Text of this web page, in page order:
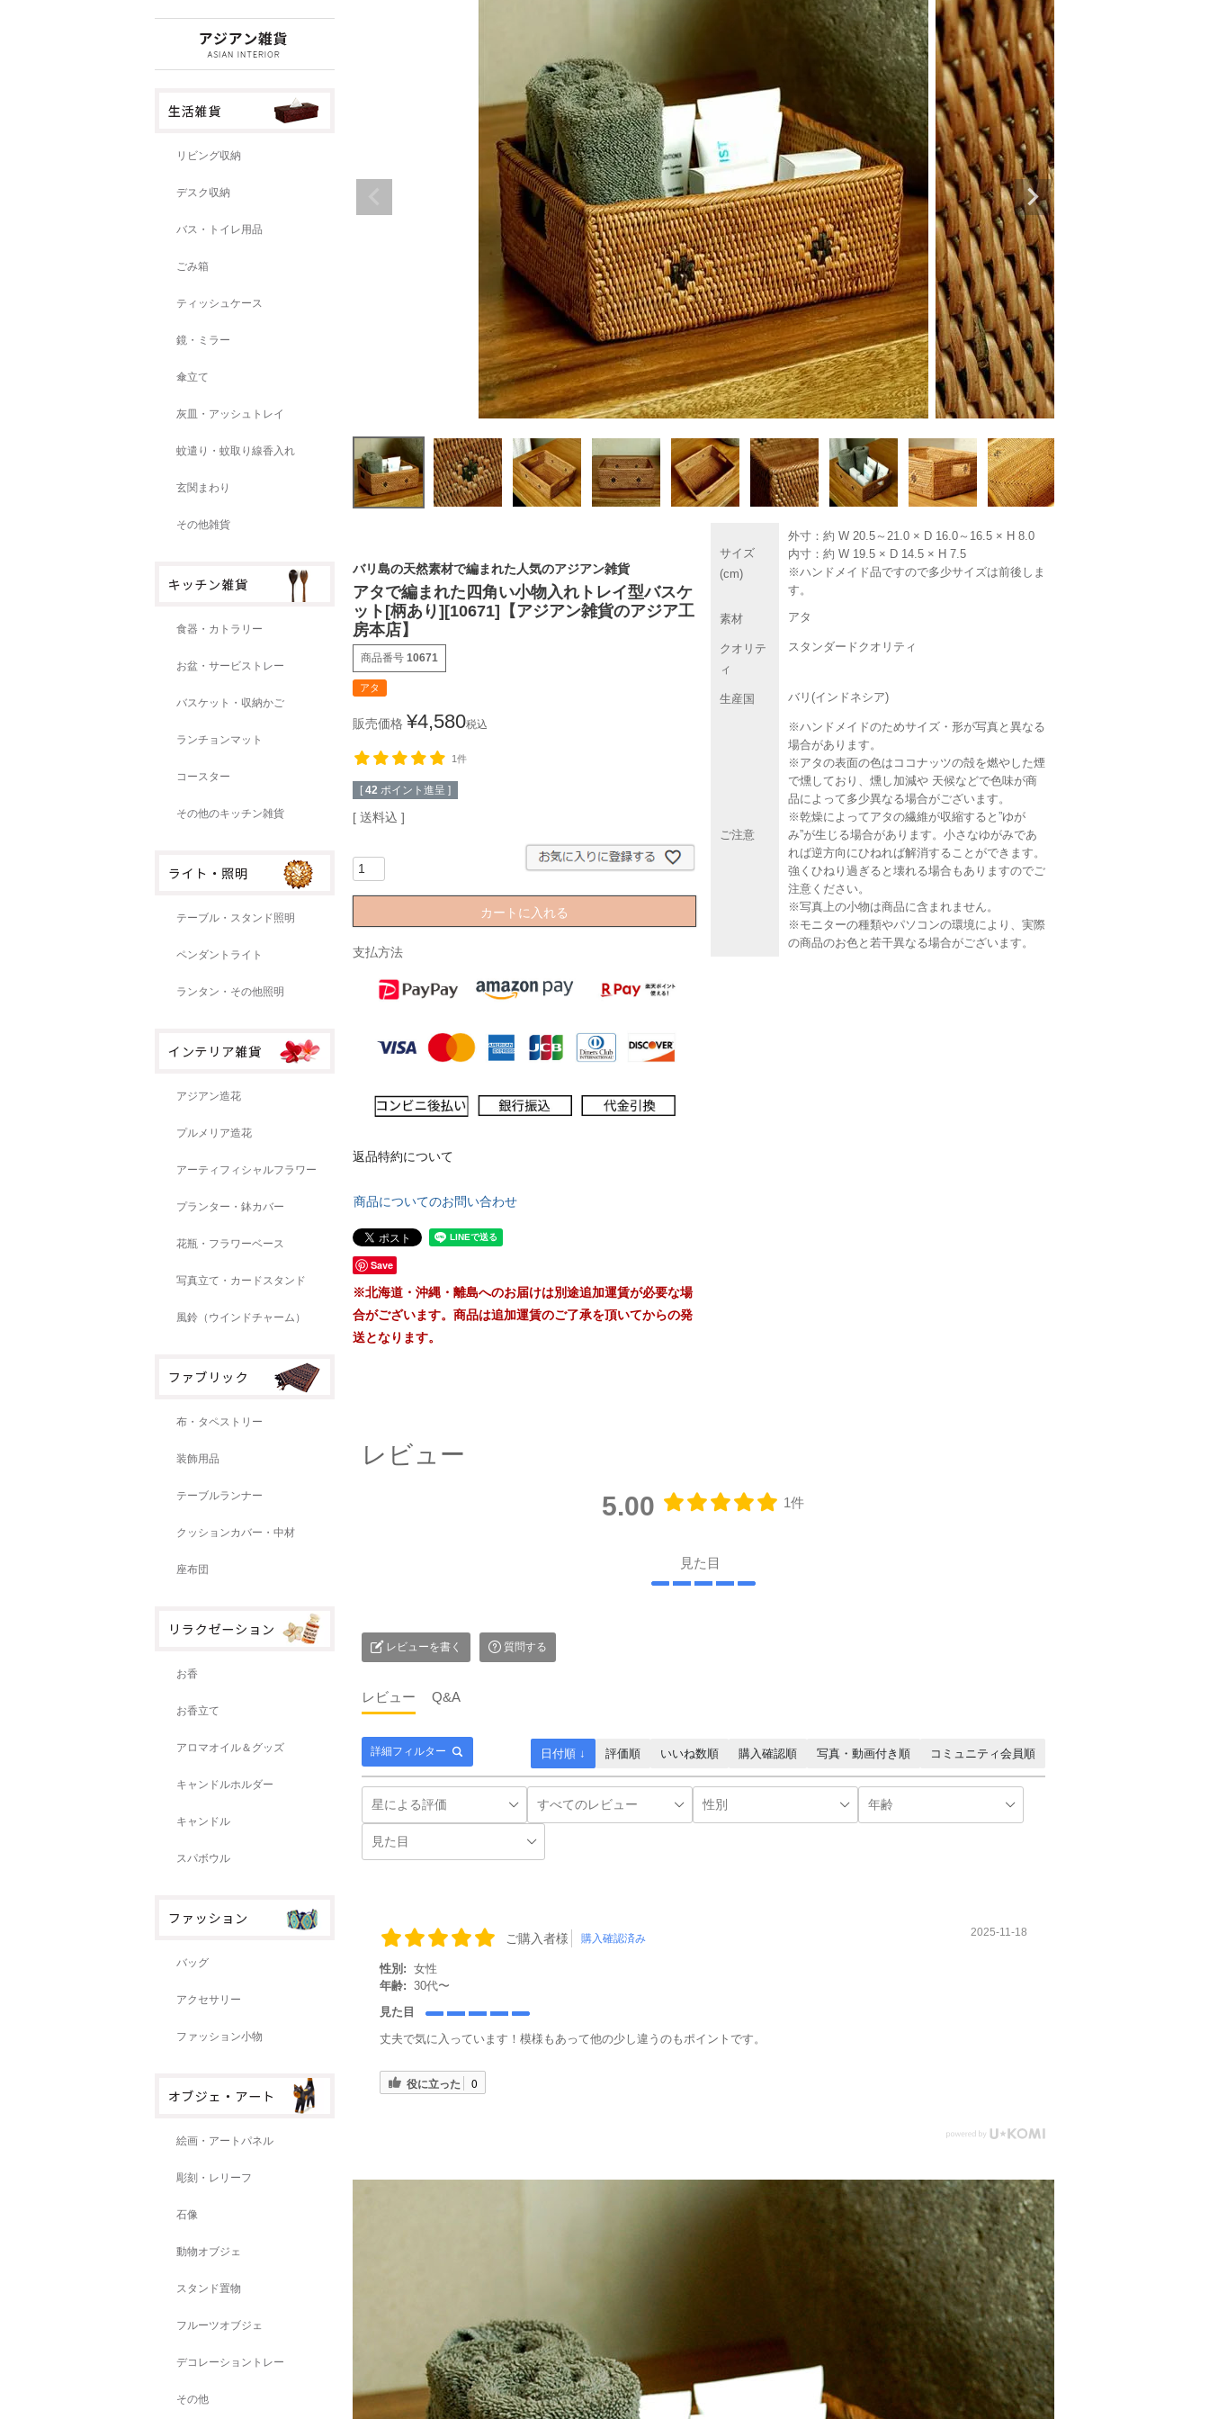
リビング収納
デスク収納
バス・トイレ用品
ごみ箱
ティッシュケース
鏡・ミラー
傘立て
灰皿・アッシュトレイ
蚊遣り・蚊取り線香入れ
玄関まわり
その他雑貨
食器・カトラリー
お盆・サービストレー
バスケット・収納かご
ランチョンマット
コースター
その他のキッチン雑貨
テーブル・スタンド照明
ペンダントライト
ランタン・その他照明
アジアン造花
プルメリア造花
アーティフィシャルフラワー
プランター・鉢カバー
花瓶・フラワーベース
写真立て・カードスタンド
風鈴（ウインドチャーム）
布・タペストリー
装飾用品
テーブルランナー
クッションカバー・中材
座布団
お香
お香立て
アロマオイル＆グッズ
キャンドルホルダー
キャンドル
スパボウル
バッグ
アクセサリー
ファッション小物
絵画・アートパネル
彫刻・レリーフ
石像
動物オブジェ
スタンド置物
フルーツオブジェ
デコレーショントレー
その他
バリ島の天然素材で編まれた人気のアジアン雑貨
アタで編まれた四角い小物入れトレイ型バスケ
ット[柄あり][10671]【アジアン雑貨のアジア工
房本店】
商品番号 10671
アタ
販売価格 ¥4,580税込
1件
[ 42 ポイント進呈 ]
送料込
カートに入れる
支払方法
返品特約について
商品についてのお問い合わせ
Save
※北海道・沖縄・離島へのお届けは別途追加運賃が必要な場
合がございます。商品は追加運賃のご了承を頂いてからの発
送となります。
サイズ
(cm)
外寸：約 W 20.5～21.0 × D 16.0～16.5 × H 8.0
内寸：約 W 19.5 × D 14.5 × H 7.5
※ハンドメイド品ですので多少サイズは前後しま
す。
素材 アタ
クオリテ
ィ
スタンダードクオリティ
生産国 バリ(インドネシア)
ご注意
※ハンドメイドのためサイズ・形が写真と異なる
場合があります。
※アタの表面の色はココナッツの殻を燃やした煙
で燻しており、燻し加減や 天候などで色味が商
品によって多少異なる場合がございます。
※乾燥によってアタの繊維が収縮すると”ゆが
み”が生じる場合があります。小さなゆがみであ
れば逆方向にひねれば解消することができます。
強くひねり過ぎると壊れる場合もありますのでご
注意ください。
※写真上の小物は商品に含まれません。
※モニターの種類やパソコンの環境により、実際
の商品のお色と若干異なる場合がございます。
レビュー
5.00 1件
見た目
レビューを書く 質問する
レビュー Q&A
詳細フィルター 日付順 ↓ 評価順 いいね数順 購入確認順 写真・動画付き順 コミュニティ会員順
ご購入者様 購入確認済み 2025-11-18
性別: 女性
年齢: 30代〜
見た目
丈夫で気に入っています！模様もあって他の少し違うのもポイントです。
役に立った 0